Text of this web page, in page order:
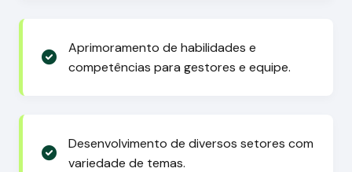
Aprimoramento de habilidades e
competências para gestores e equipe.
Desenvolvimento de diversos setores com
variedade de temas.